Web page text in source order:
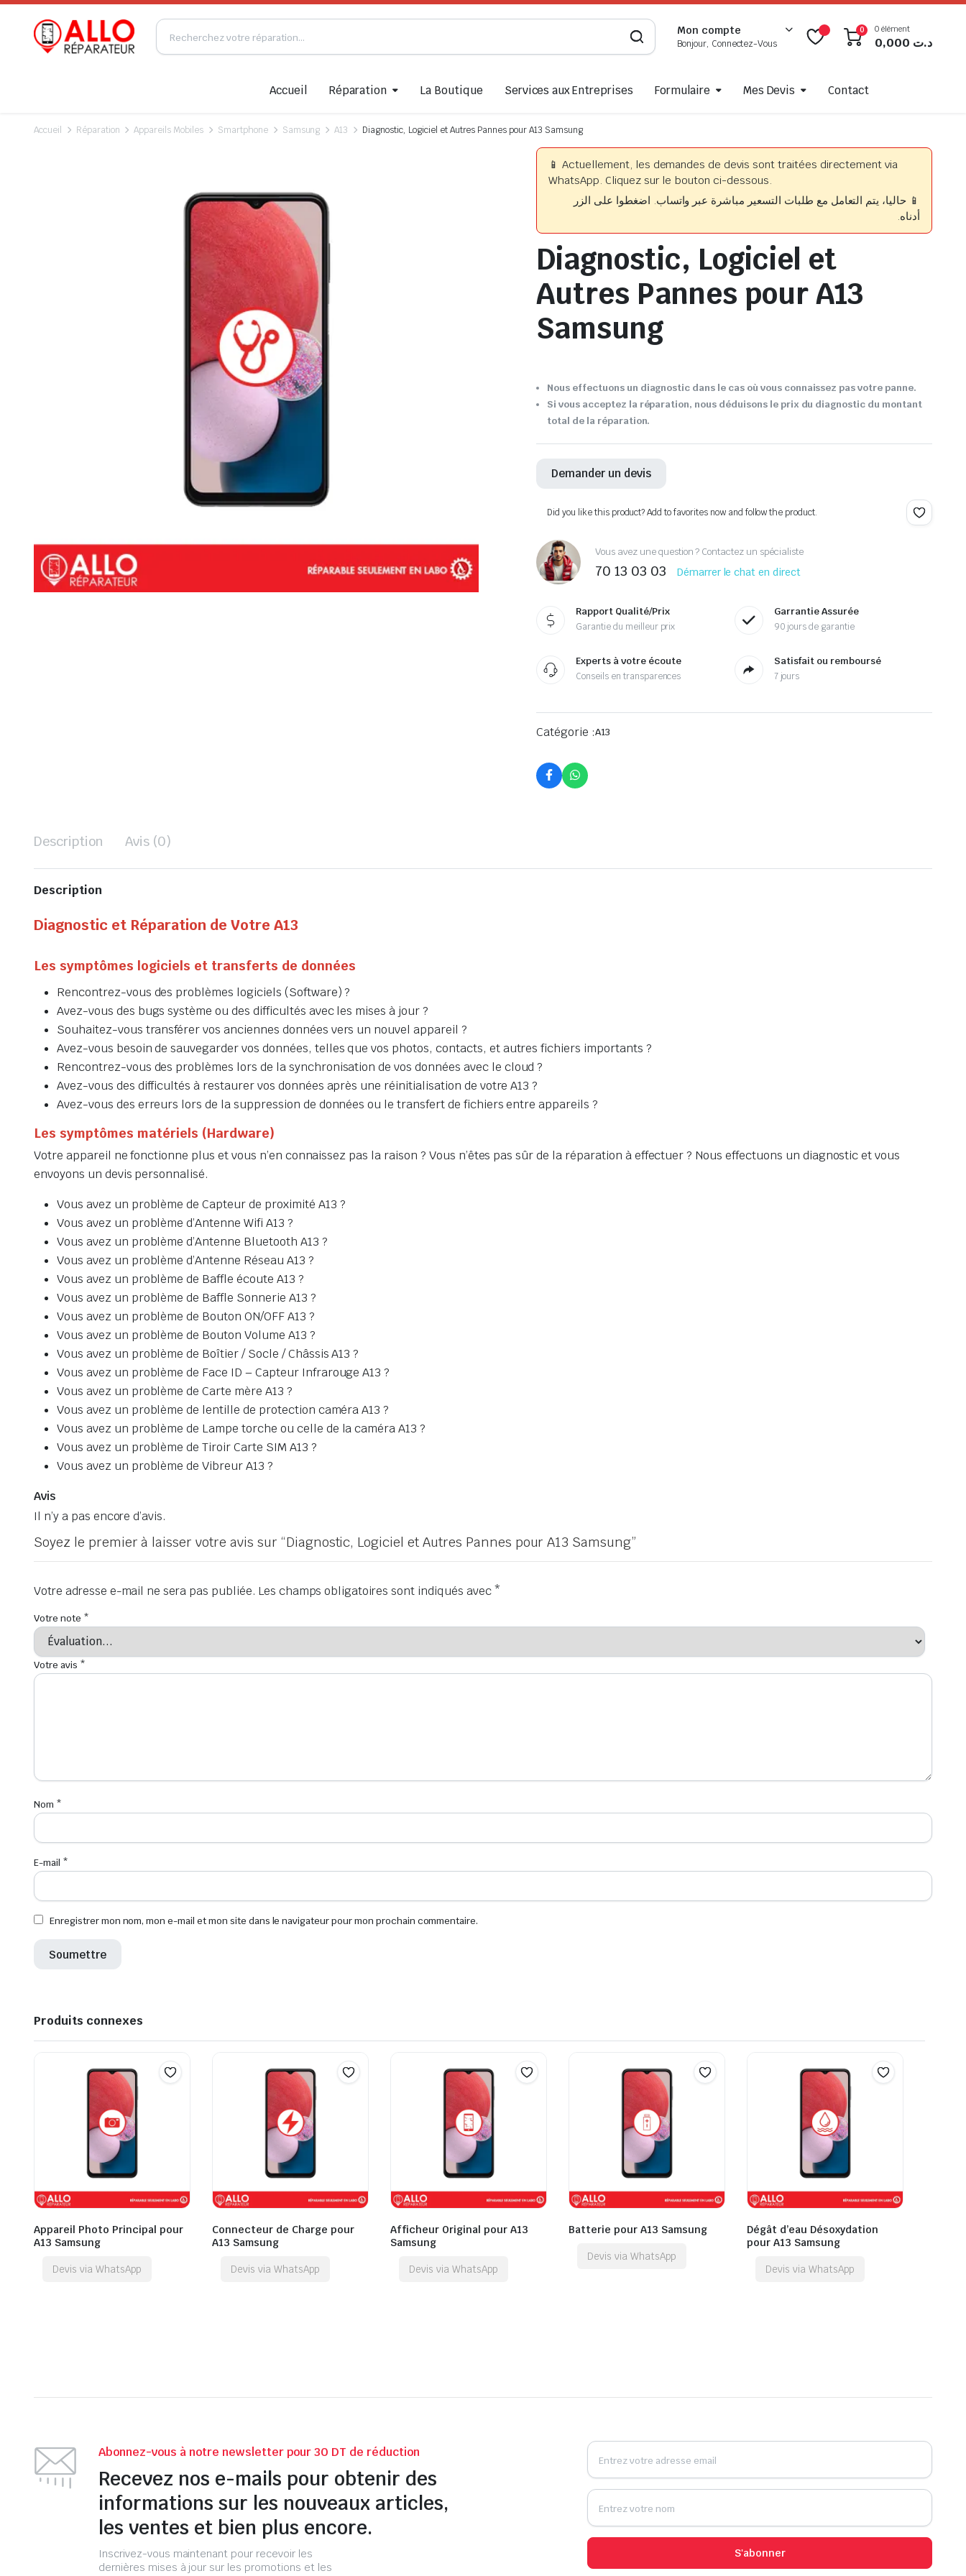
Mon compte
Bonjour, Connectez-Vous
0 0 élément
د.ت
Accueil Réparation La Boutique Services aux Entreprises Formulaire Mes Devis Contact
Accueil Réparation Appareils Mobiles Smartphone Samsung A13 Diagnostic, Logiciel et Autres Pannes pour A13 Samsung
📱 Actuellement, les demandes de devis sont traitées directement via
WhatsApp. Cliquez sur le bouton ci-dessous.
📱 حاليا، يتم التعامل مع طلبات التسعير مباشرة عبر واتساب. اضغطوا على الزر
أدناه.
Diagnostic, Logiciel et
Autres Pannes pour A13
Samsung
Nous effectuons un diagnostic dans le cas où vous connaissez pas votre panne.
Si vous acceptez la réparation, nous déduisons le prix du diagnostic du montant
total de la réparation.
Demander un devis
Did you like this product? Add to favorites now and follow the product.
Vous avez une question ? Contactez un spécialiste
70 13 03 03 Démarrer le chat en direct
Rapport Qualité/Prix
Garantie du meilleur prix
Garrantie Assurée
90 jours de garantie
Experts à votre écoute
Conseils en transparences
Satisfait ou remboursé
7 jours
Catégorie :A13
Description Avis (0)
Description
Diagnostic et Réparation de Votre A13
Les symptômes logiciels et transferts de données
Rencontrez-vous des problèmes logiciels (Software) ?
Avez-vous des bugs système ou des difficultés avec les mises à jour ?
Souhaitez-vous transférer vos anciennes données vers un nouvel appareil ?
Avez-vous besoin de sauvegarder vos données, telles que vos photos, contacts, et autres fichiers importants ?
Rencontrez-vous des problèmes lors de la synchronisation de vos données avec le cloud ?
Avez-vous des difficultés à restaurer vos données après une réinitialisation de votre A13 ?
Avez-vous des erreurs lors de la suppression de données ou le transfert de fichiers entre appareils ?
Les symptômes matériels (Hardware)
Votre appareil ne fonctionne plus et vous n’en connaissez pas la raison ? Vous n’êtes pas sûr de la réparation à effectuer ? Nous effectuons un diagnostic et vous
envoyons un devis personnalisé.
Vous avez un problème de Capteur de proximité A13 ?
Vous avez un problème d’Antenne Wifi A13 ?
Vous avez un problème d’Antenne Bluetooth A13 ?
Vous avez un problème d’Antenne Réseau A13 ?
Vous avez un problème de Baffle écoute A13 ?
Vous avez un problème de Baffle Sonnerie A13 ?
Vous avez un problème de Bouton ON/OFF A13 ?
Vous avez un problème de Bouton Volume A13 ?
Vous avez un problème de Boîtier / Socle / Châssis A13 ?
Vous avez un problème de Face ID – Capteur Infrarouge A13 ?
Vous avez un problème de Carte mère A13 ?
Vous avez un problème de lentille de protection caméra A13 ?
Vous avez un problème de Lampe torche ou celle de la caméra A13 ?
Vous avez un problème de Tiroir Carte SIM A13 ?
Vous avez un problème de Vibreur A13 ?
Avis
Il n’y a pas encore d’avis.
Soyez le premier à laisser votre avis sur “Diagnostic, Logiciel et Autres Pannes pour A13 Samsung”
Votre adresse e-mail ne sera pas publiée. Les champs obligatoires sont indiqués avec*
Votre note *
Votre avis *
Nom *
E-mail *
Enregistrer mon nom, mon e-mail et mon site dans le navigateur pour mon prochain commentaire.
Produits connexes
Appareil Photo Principal pour
A13 Samsung
Devis via WhatsApp
Connecteur de Charge pour
A13 Samsung
Devis via WhatsApp
Afficheur Original pour A13
Samsung
Devis via WhatsApp
Batterie pour A13 Samsung
Devis via WhatsApp
Dégât d’eau Désoxydation
pour A13 Samsung
Devis via WhatsApp
Abonnez-vous à notre newsletter pour 30 DT de réduction
Recevez nos e-mails pour obtenir des
informations sur les nouveaux articles,
les ventes et bien plus encore.
Inscrivez-vous maintenant pour recevoir les
dernières mises à jour sur les promotions et les
S'abonner